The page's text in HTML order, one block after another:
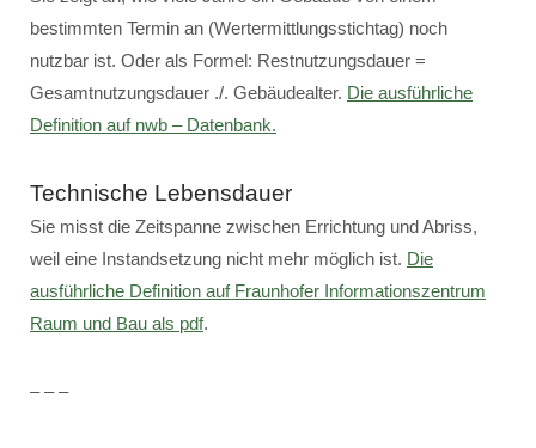
bestimmten Termin an (Wertermittlungsstichtag) noch
nutzbar ist. Oder als Formel: Restnutzungsdauer =
Gesamtnutzungsdauer ./. Gebäudealter. Die ausführliche
Definition auf nwb – Datenbank.
Technische Lebensdauer
Sie misst die Zeitspanne zwischen Errichtung und Abriss,
weil eine Instandsetzung nicht mehr möglich ist. Die
ausführliche Definition auf Fraunhofer Informationszentrum
Raum und Bau als pdf.
– – –